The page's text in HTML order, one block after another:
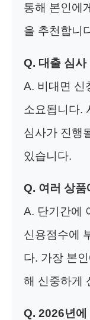
통해 본인에
을 추천합니
Q. 대출 심
A. 비대면 신
소요됩니다.
심사가 진행
있습니다.
Q. 여러 상
A. 단기간에
신용점수에
다. 가장 본
해 신중하게
Q. 2026년에